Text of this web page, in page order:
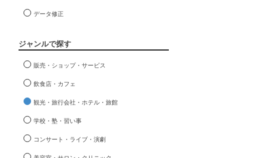
データ修正
ジャンルで探す
販売・ショップ・サービス
飲食店・カフェ
観光・旅行会社・ホテル・旅館
学校・塾・習い事
コンサート・ライブ・演劇